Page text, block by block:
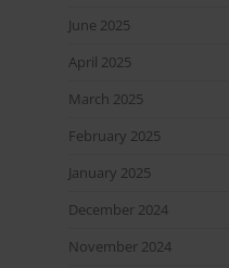
June 2025
April 2025
March 2025
February 2025
January 2025
December 2024
November 2024